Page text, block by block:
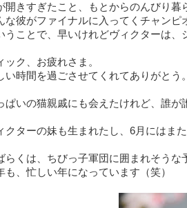
開きすぎたこと、もとからのんびり暮
な彼がファイナルに入ってくチャンピ
うことで、早いけれどヴィクターは、
ック、お疲れさま。
い時間を過ごさせてくれてありがとう。
ぱいの猫親戚にも会えたけれど、誰が
クターの妹も生まれたし、6月にはま
らくは、ちびっ子軍団に囲まれそうな
も、忙しい年になっています（笑）